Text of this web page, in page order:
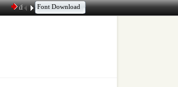
மின்னஞ்சல் திரட்டி உரையாடல்
Font Download